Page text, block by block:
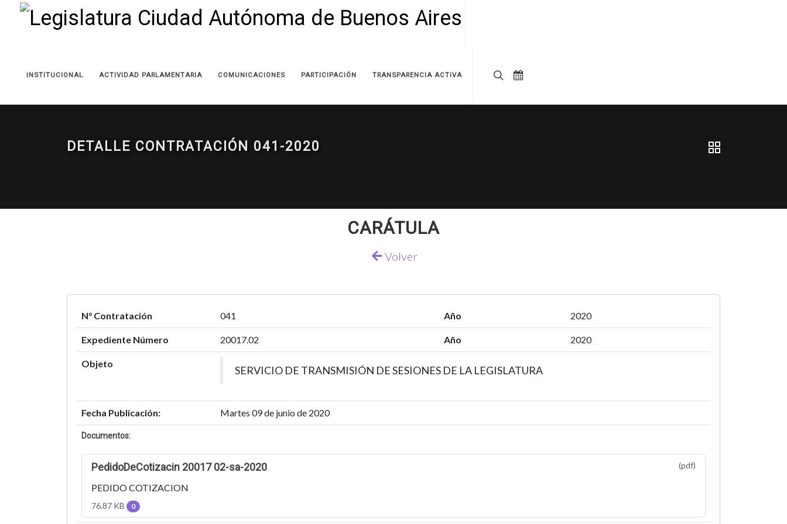
INSTITUCIONAL ACTIVIDAD PARLAMENTARIA COMUNICACIONES PARTICIPACIÓN TRANSPARENCIA ACTIVA
DETALLE CONTRATACIÓN 041-2020
CARÁTULA
Volver
N° Contratación 041 Año 2020
Expediente Número 20017.02 Año 2020
Objeto
SERVICIO DE TRANSMISIÓN DE SESIONES DE LA LEGISLATURA
Fecha Publicación: Martes 09 de junio de 2020
Documentos:
PedidoDeCotizacin 20017 02-sa-2020 (pdf)
PEDIDO COTIZACION
76.87 KB 0